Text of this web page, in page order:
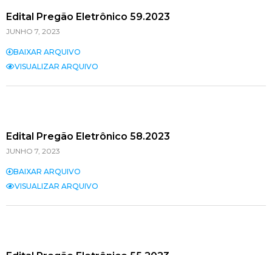
Edital Pregão Eletrônico 59.2023
JUNHO 7, 2023
BAIXAR ARQUIVO
VISUALIZAR ARQUIVO
Edital Pregão Eletrônico 58.2023
JUNHO 7, 2023
BAIXAR ARQUIVO
VISUALIZAR ARQUIVO